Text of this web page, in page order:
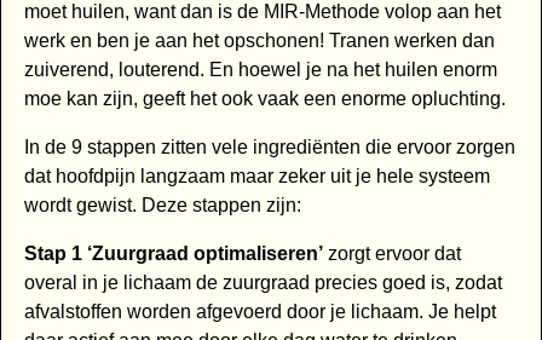
moet huilen, want dan is de MIR-Methode volop aan het
werk en ben je aan het opschonen! Tranen werken dan
zuiverend, louterend. En hoewel je na het huilen enorm
moe kan zijn, geeft het ook vaak een enorme opluchting.
In de 9 stappen zitten vele ingrediënten die ervoor zorgen
dat hoofdpijn langzaam maar zeker uit je hele systeem
wordt gewist. Deze stappen zijn:
Stap 1 ‘Zuurgraad optimaliseren’zorgt ervoor dat
overal in je lichaam de zuurgraad precies goed is, zodat
afvalstoffen worden afgevoerd door je lichaam. Je helpt